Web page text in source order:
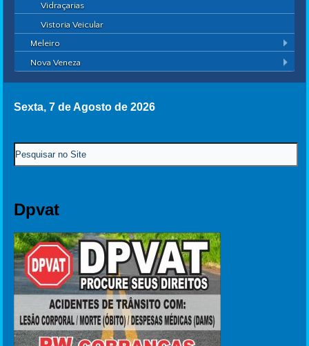
Vidraçarias
Vistoria Veicular
Meleiro
Nova Veneza
Sexta, 7 de Agosto de 2026
Dpvat